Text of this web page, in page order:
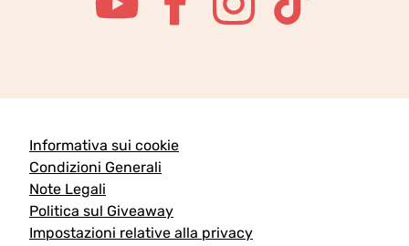
Informativa sui cookie
Condizioni Generali
Note Legali
Politica sul Giveaway
Impostazioni relative alla privacy